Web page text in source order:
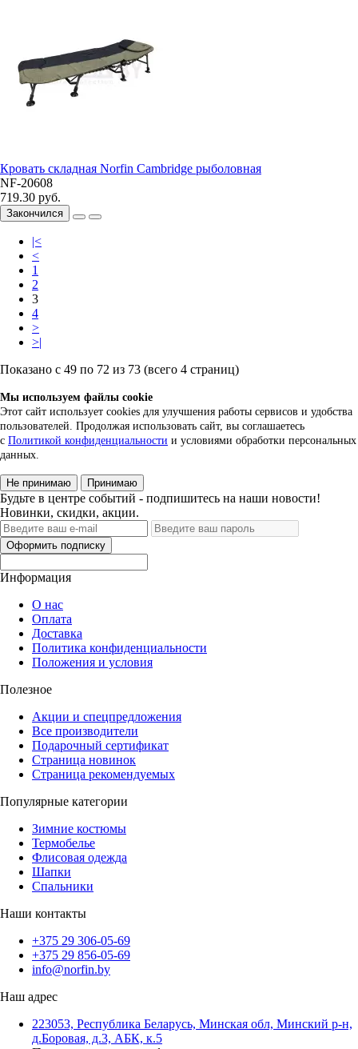
Кровать складная Norfin Cambridge рыболовная
NF-20608
719.30 руб.
Закончился
|<
<
1
2
3
4
>
>|
Показано с 49 по 72 из 73 (всего 4 страниц)
Мы используем файлы cookie
Этот сайт использует cookies для улучшения работы сервисов и удобства
пользователей. Продолжая использовать сайт, вы соглашаетесь
с Политикой конфиденциальности и условиями обработки персональных
данных.
Не принимаю Принимаю
Будьте в центре событий - подпишитесь на наши новости!
Новинки, скидки, акции.
Оформить подписку
Информация
О нас
Оплата
Доставка
Политика конфиденциальности
Положения и условия
Полезное
Акции и спецпредложения
Все производители
Подарочный сертификат
Страница новинок
Страница рекомендуемых
Популярные категории
Зимние костюмы
Термобелье
Флисовая одежда
Шапки
Спальники
Наши контакты
+375 29 306-05-69
+375 29 856-05-69
info@norfin.by
Наш адрес
223053, Республика Беларусь, Минская обл, Минский р-н,
д.Боровая, д.3, АБК, к.5